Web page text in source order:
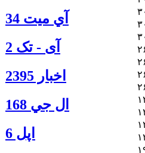
آي ميت 34
آی - تک 2
اخبار 2395
ال جي 168
اپل 6